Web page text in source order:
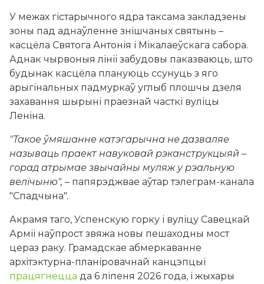
У межах гістарычного ядра таксама закладзены
зоны пад аднаўленне знішчаных святынь –
касцёла Святога Антонія і Мікалаеўскага сабора.
Аднак чырвоныя лініі забудовы паказваюць, што
будынак касцёла плануюць ссунуць з яго
арыгінальных падмуркаў углыб плошчы дзеля
захавання шырыні праезнай часткі вуліцы
Леніна.
"Такое ўмяшанне катэгарычна не дазваляе
называць праект навуковай рэканструкцыяй –
горад атрымае звычайны муляж у рэальную
велічыню", – папярэджвае аўтар тэлеграм-канала
"Спадчына".
Акрамя таго, Успенскую горку і вуліцу Савецкай
Арміі наўпрост звяжа новы пешаходны мост
цераз раку. Грамадскае абмеркаванне
архітэктурна-планіровачнай канцэпцыі
працягнецца да 6 ліпеня 2026 года, і жыхары